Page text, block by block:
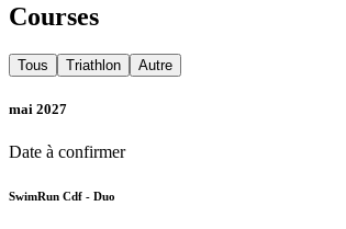
Courses
Tous Triathlon Autre
mai 2027
Date à confirmer
SwimRun Cdf - Duo